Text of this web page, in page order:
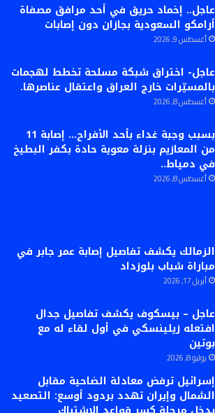
عاجل.. إخماد حريق في أحد مرافق مصفاة
أرامكو السعودية بجازان دون إصابات
أغسطس 9, 2026
عاجل- اختراق شبكة مسلحة تخطط لهجمات
بالمسيّرات خارج العراق واعتقال عناصرها.
أغسطس 8, 2026
بسبب وجبة غداء بأحد الأفراح… إصابة 11
من المعازيم بنزلة معوية حادة بكفر البطيخ
في دمياط..
أغسطس 8, 2026
الزمالك يكشف تفاصيل إصابة عمر جابر في
مباراة شباب بلوزداد
أبريل 17, 2026
عاجل – بيسكوف يكشف تفاصيل جدال
افتعله زيلينسكي في أول لقاء له مع
بوتين
يوليو 8, 2026
إسرائيل ترفض معادلة الضاحية مقابل
الشمال وإيران تهدد بردود أوسع: التصعيد